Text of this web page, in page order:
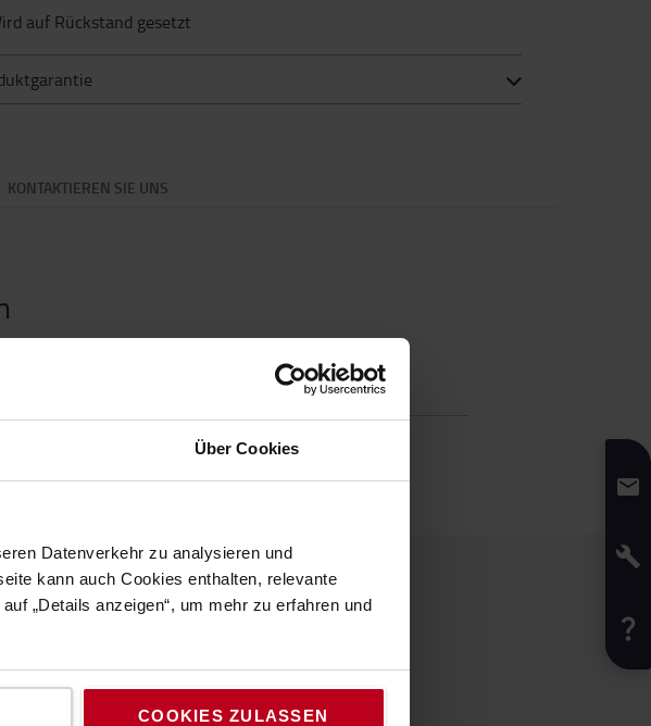
Über Cookies
Datenverkehr zu analysieren und
kann auch Cookies enthalten, relevante
„Details anzeigen“, um mehr zu erfahren und
COOKIES ZULASSEN
auf Rückstand gesetzt
KONTAKTIEREN SIE UNS
Es
sicher und
cm